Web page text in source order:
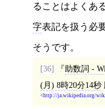
ることはよくあ
字表記を扱う必
そうです。
[36] 助数詞 -
(月) 8時20分14秒
http://ja.wikipedia.org/